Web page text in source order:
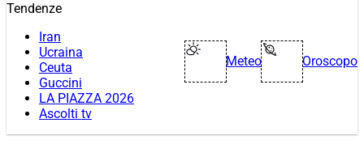
Tendenze
Iran
Ucraina
Ceuta
Guccini
LA PIAZZA 2026
Ascolti tv
Meteo Oroscopo